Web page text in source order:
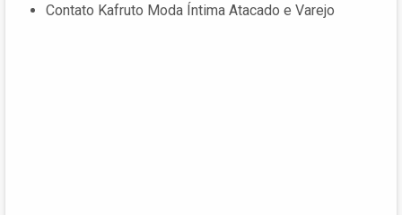
Contato Kafruto Moda Íntima Atacado e Varejo